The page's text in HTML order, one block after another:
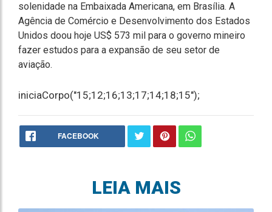
solenidade na Embaixada Americana, em Brasília. A
Agência de Comércio e Desenvolvimento dos Estados
Unidos doou hoje US$ 573 mil para o governo mineiro
fazer estudos para a expansão de seu setor de
aviação.
iniciaCorpo("15;12;16;13;17;14;18;15");
FACEBOOK
LEIA MAIS